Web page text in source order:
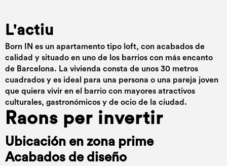
L'actiu
Born IN es un apartamento tipo loft, con acabados de
calidad y situado en uno de los barrios con más encanto
de Barcelona. La vivienda consta de unos 30 metros
cuadrados y es ideal para una persona o una pareja joven
que quiera vivir en el barrio con mayores atractivos
culturales, gastronómicos y de ocio de la ciudad.
Raons per invertir
Ubicación en zona prime
Acabados de diseño